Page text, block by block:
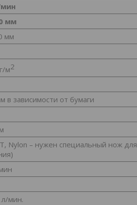
мм
мм
м2
в зависимости от бумаги
Nylon – нужен специальный нож для
л/мин.